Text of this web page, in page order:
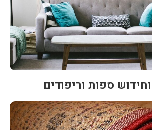
וחידוש ספות וריפודים